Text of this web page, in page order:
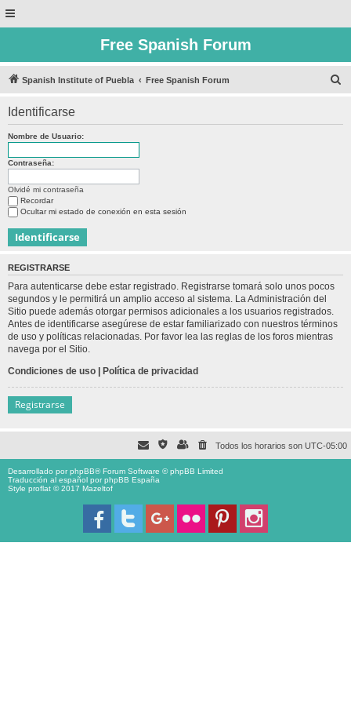
Free Spanish Forum
Spanish Institute of Puebla Free Spanish Forum
Identificarse
Nombre de Usuario:
Contraseña:
Olvidé mi contraseña
Recordar
Ocultar mi estado de conexión en esta sesión
REGISTRARSE
Para autenticarse debe estar registrado. Registrarse tomará solo unos pocos
segundos y le permitirá un amplio acceso al sistema. La Administración del
Sitio puede además otorgar permisos adicionales a los usuarios registrados.
Antes de identificarse asegúrese de estar familiarizado con nuestros términos
de uso y políticas relacionadas. Por favor lea las reglas de los foros mientras
navega por el Sitio.
Condiciones de uso | Política de privacidad
Registrarse
Todos los horarios son UTC-05:00
Desarrollado porphpBB® Forum Software © phpBB Limited
Traducción al español porphpBB España
Style proflat © 2017 Mazeltof